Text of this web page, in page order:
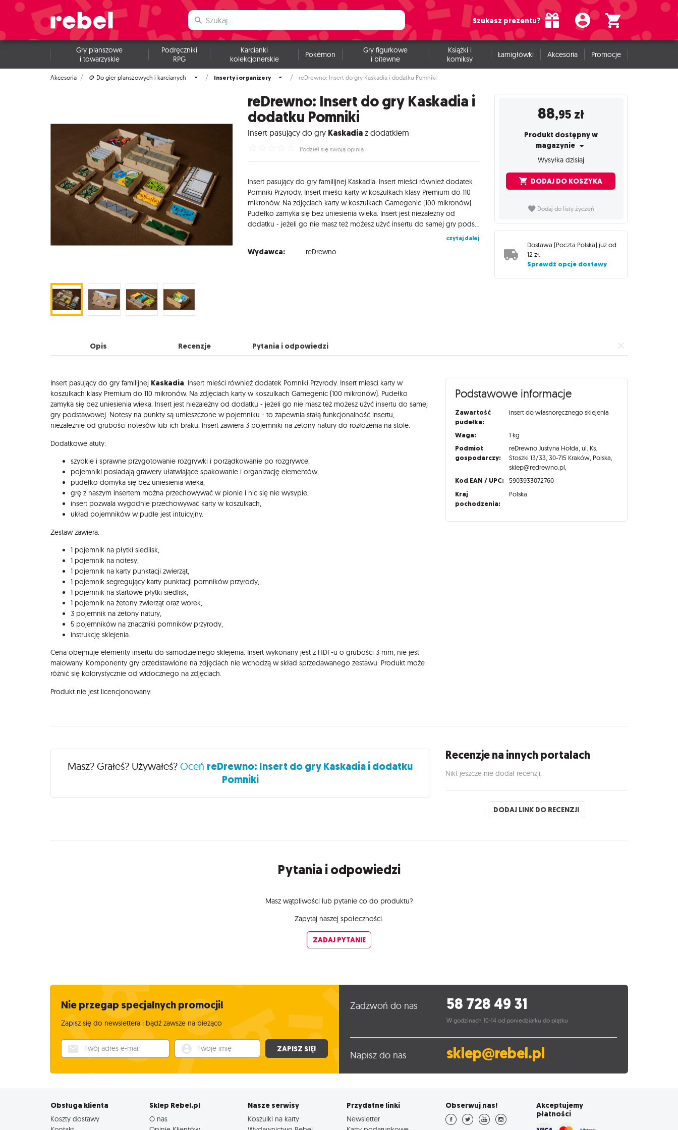
Szukasz prezentu?
Gry planszowe
i towarzyskie
Podręczniki
RPG
Karcianki
kolekcjonerskie
Pokémon
Gry figurkowe
i bitewne
Książki i
komiksy
Łamigłówki Akcesoria Promocje
Akcesoria 🪙 Do gier planszowych i karcianych Inserty i organizery reDrewno: Insert do gry Kaskadia i dodatku Pomniki
reDrewno: Insert do gry Kaskadia i
dodatku Pomniki
Insert pasujący do gry Kaskadia z dodatkiem
Podziel się swoją opinią
Insert pasujący do gry familijnej Kaskadia. Insert mieści również dodatek
Pomniki Przyrody. Insert mieści karty w koszulkach klasy Premium do 110
mikronów. Na zdjęciach karty w koszulkach Gamegenic (100 mikronów).
Pudełko zamyka się bez uniesienia wieka. Insert jest niezależny od
dodatku - jeżeli go nie masz też możesz użyć insertu do samej gry podstawowej. Notesy na punkty są umieszczone w pojemniku - to zapewnia stałą funkcjonalność insertu, niezależnie od grubości notesów lub ich braku. Insert zawiera 3 pojemniki na żetony natury do rozłożenia na stole. Dodatkowe atuty: szybkie i sprawne przygotowanie rozgrywki i porządkowanie po rozgrywce, pojemniki posiadają grawery ułatwiające spakowanie i organizację elementów, pudełko domyka się bez uniesienia wieka, grę z naszym insertem można przechowywać w pionie i nic się nie wysypie, insert pozwala wygodnie przechowywać karty w koszulkach, układ pojemników w pudle jest intuicyjny. Zestaw zawiera: 1 pojemnik na płytki siedlisk, 1 pojemnik na notesy, 1 pojemnik na karty punktacji zwierząt, 1 pojemnik segregujący karty punktacji pomników przyrody, 1 pojemnik na startowe płytki siedlisk, 1 pojemnik na żetony zwierząt oraz worek, 3 pojemnik na żetony natury, 5 pojemników na znaczniki pomników przyrody, instrukcję sklejenia. Cena obejmuje elementy insertu do samodzielnego sklejenia. Insert wykonany jest z HDF-u o grubości 3 mm, nie jest malowany. Komponenty gry przedstawione na zdjęciach nie wchodzą w skład sprzedawanego zestawu. Produkt może różnić się kolorystycznie od widocznego na zdjęciach. Produkt nie jest licencjonowany.
czytaj dalej
Wydawca: reDrewno
88,95 zł
Produkt dostępny w
magazynie
Wysyłka dzisiaj
DODAJ DO KOSZYKA
Dodaj do listy życzeń
Dostawa (Poczta Polska) już od
12 zł.
Sprawdź opcje dostawy
Opis Recenzje Pytania i odpowiedzi
Opis
Insert pasujący do gry familijnej Kaskadia. Insert mieści również dodatek Pomniki Przyrody. Insert mieści karty w
koszulkach klasy Premium do 110 mikronów. Na zdjęciach karty w koszulkach Gamegenic (100 mikronów). Pudełko
zamyka się bez uniesienia wieka. Insert jest niezależny od dodatku - jeżeli go nie masz też możesz użyć insertu do samej
gry podstawowej. Notesy na punkty są umieszczone w pojemniku - to zapewnia stałą funkcjonalność insertu,
niezależnie od grubości notesów lub ich braku. Insert zawiera 3 pojemniki na żetony natury do rozłożenia na stole.
Dodatkowe atuty:
szybkie i sprawne przygotowanie rozgrywki i porządkowanie po rozgrywce,
pojemniki posiadają grawery ułatwiające spakowanie i organizację elementów,
pudełko domyka się bez uniesienia wieka,
grę z naszym insertem można przechowywać w pionie i nic się nie wysypie,
insert pozwala wygodnie przechowywać karty w koszulkach,
układ pojemników w pudle jest intuicyjny.
Zestaw zawiera:
1 pojemnik na płytki siedlisk,
1 pojemnik na notesy,
1 pojemnik na karty punktacji zwierząt,
1 pojemnik segregujący karty punktacji pomników przyrody,
1 pojemnik na startowe płytki siedlisk,
1 pojemnik na żetony zwierząt oraz worek,
3 pojemnik na żetony natury,
5 pojemników na znaczniki pomników przyrody,
instrukcję sklejenia.
Cena obejmuje elementy insertu do samodzielnego sklejenia. Insert wykonany jest z HDF-u o grubości 3 mm, nie jest
malowany. Komponenty gry przedstawione na zdjęciach nie wchodzą w skład sprzedawanego zestawu. Produkt może
różnić się kolorystycznie od widocznego na zdjęciach.
Produkt nie jest licencjonowany.
Podstawowe informacje
Zawartość
pudełka:
insert do własnoręcznego sklejenia
Waga: 1 kg
Podmiot
gospodarczy:
reDrewno Justyna Hołda, ul. Ks.
Stoszki 13/33, 30-715 Kraków, Polska,
sklep@redrewno.pl,
Kod EAN / UPC: 5903933072760
Kraj
pochodzenia:
Polska
Recenzje
Masz? Grałeś? Używałeś?Oceń reDrewno: Insert do gry Kaskadia i dodatku
Pomniki
Recenzje na innych portalach
Nikt jeszcze nie dodał recenzji.
DODAJ LINK DO RECENZJI
Pytania i odpowiedzi
Masz wątpliwości lub pytanie co do produktu?
Zapytaj naszej społeczności.
ZADAJ PYTANIE
Nie przegap specjalnych promocji!
Zapisz się do newslettera i bądź zawsze na bieżąco
Twój adres e-mail Twoje imię ZAPISZ SIĘ!
Zadzwoń do nas 58 728 49 31
W godzinach 10-14 od poniedziałku do piątku
Napisz do nas sklep@rebel.pl
Obsługa klienta
Koszty dostawy
Sklep Rebel.pl
O nas
Nasze serwisy
Koszulki na karty
Przydatne linki
Newsletter
Obserwuj nas!
Akceptujemy
płatności